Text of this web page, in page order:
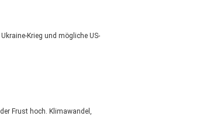
Krieg und mögliche US-
Frust hoch. Klimawandel,